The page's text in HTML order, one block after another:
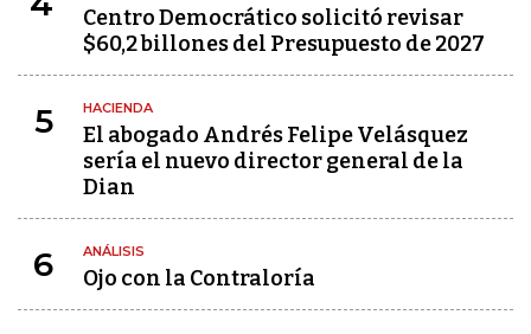
Centro Democrático solicitó revisar
$60,2 billones del Presupuesto de 2027
5 HACIENDA
El abogado Andrés Felipe Velásquez
sería el nuevo director general de la
Dian
6 ANÁLISIS
Ojo con la Contraloría